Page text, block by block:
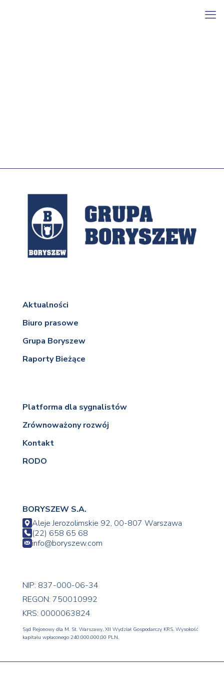
Aktualności
Biuro prasowe
Grupa Boryszew
Raporty Bieżące
Platforma dla sygnalistów
Zrównoważony rozwój
Kontakt
RODO
BORYSZEW S.A.
Aleje Jerozolimskie 92, 00-807 Warszawa
(22) 658 65 68
info@boryszew.com
NIP: 837-000-06-34
REGON: 750010992
KRS: 0000063824
Sąd Rejonowy dla M. St. Warszawy, XII Wydział Gospodarczy KRS. Wysokość
kapitału wpłaconego 240.000.000,00 PLN.